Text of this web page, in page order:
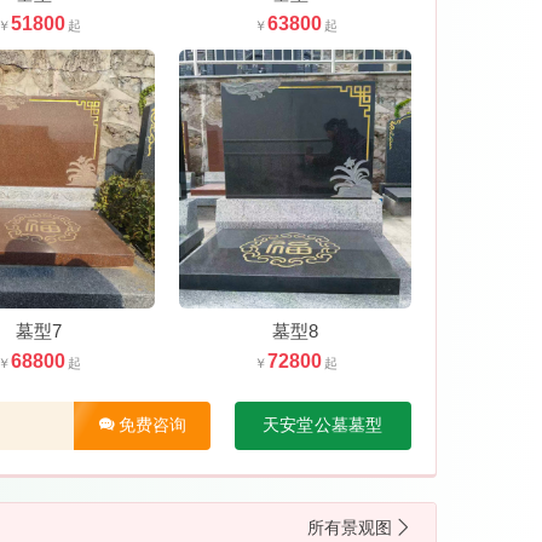
51800
63800
墓型7
68800
墓型8
72800
免费咨询 天安堂公墓墓型
所有景观图